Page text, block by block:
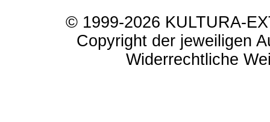
© 1999-2026 KULTURA-
Copyright der jeweiligen
Widerrechtliche